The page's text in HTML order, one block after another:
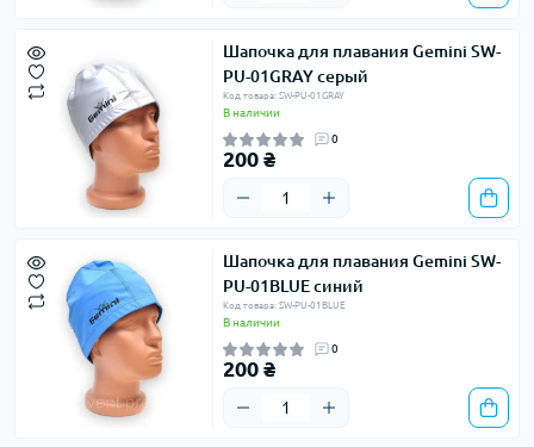
Шапочка для плавания Gemini SW-
PU-01GRAY серый
Код товара: SW-PU-01GRAY
В наличии
0
200 ₴
Шапочка для плавания Gemini SW-
PU-01BLUE синий
Код товара: SW-PU-01BLUE
В наличии
0
200 ₴